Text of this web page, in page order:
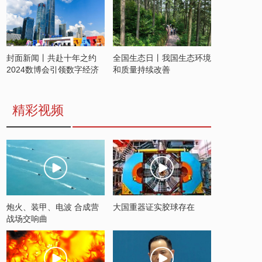
封面新闻丨共赴十年之约
2024数博会引领数字经济
全国生态日丨我国生态环境
和质量持续改善
精彩视频
炮火、装甲、电波 合成营
战场交响曲
大国重器证实胶球存在